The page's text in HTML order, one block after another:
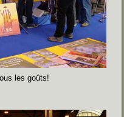
les goûts!